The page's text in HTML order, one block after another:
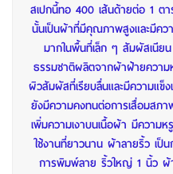
สเปกนี้ทอ 400 เส้นด้ายต่อ 1 ต
นั้นเป็นผ้าที่มีคุณภาพสูงและมีคว
มากในพื้นที่เล็ก ๆ สัมผัสเนียน
ธรรมชาติผลิตจากผ้าฝ้ายความ
ผิวสัมผัสที่เรียบลื่นและมีความแข็
ยังมีความคงทนต่อการเสื่อมสภ
เพิ่มความเงาบนเนื้อผ้า มีความ
ใช้งานที่ยาวนาน ผ้าลายริ้ว เป็
การพิมพ์ลาย ริ้วใหญ่ 1 นิ้ว ผ้